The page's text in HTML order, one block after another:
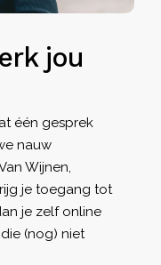
jou
één gesprek
nauw
Wijnen,
je toegang tot
je zelf online
(nog) niet